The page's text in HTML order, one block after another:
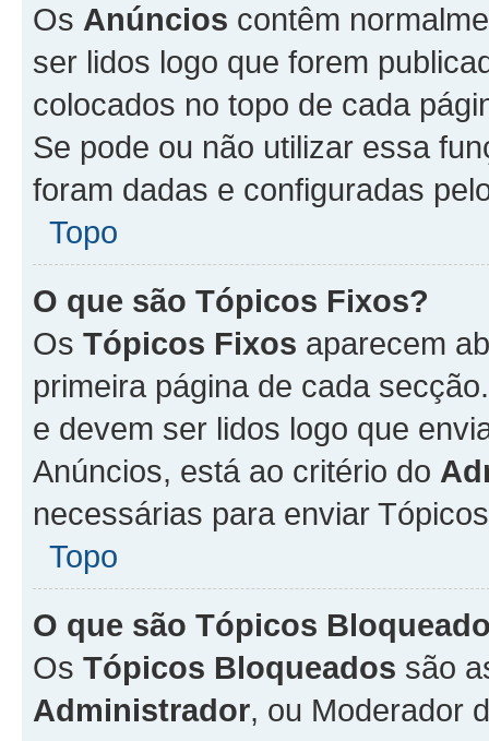
Os Anúncios contêm
ser lidos logo que forem
colocados no topo de cada
Se pode ou não utilizar essa
foram dadas e configuradas
Topo
O que são Tópicos Fixos?
Os Tópicos Fixos aparecem
primeira página de cada
e devem ser lidos logo que
Anúncios, está ao critério do
necessárias para enviar
Topo
O que são Tópicos
Os Tópicos Bloqueados são
Administrador, ou Moderador